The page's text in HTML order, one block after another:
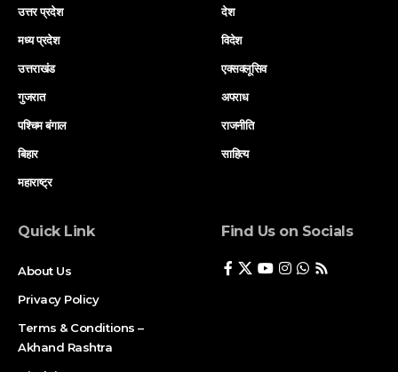
उत्तर प्रदेश
मध्य प्रदेश
उत्तराखंड
गुजरात
पश्चिम बंगाल
बिहार
महाराष्ट्र
देश
विदेश
एक्सक्लूसिव
अपराध
राजनीति
साहित्य
Quick Link
About Us
Privacy Policy
Terms & Conditions –
Akhand Rashtra
Find Us on Socials